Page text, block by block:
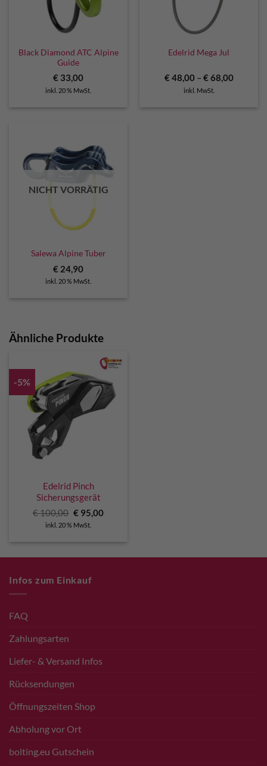
Black Diamond ATC Alpine
Guide
€ 33,00
inkl. 20 % MwSt.
Edelrid Mega Jul
€48,00– €68,00
inkl. MwSt.
NICHT VORRÄTIG
Salewa Alpine Tuber
€ 24,90
inkl. 20 % MwSt.
Ähnliche Produkte
-5%
Edelrid Pinch
Sicherungsgerät
€100,00 Ursprünglicher
Preis
war:
€95,00Aktueller
inkl. 20 % MwSt.
Infos zum Einkauf
FAQ
Zahlungsarten
Liefer- & Versand Infos
Rücksendungen
Öffnungszeiten Shop
Abholung vor Ort
bolting.eu Gutschein